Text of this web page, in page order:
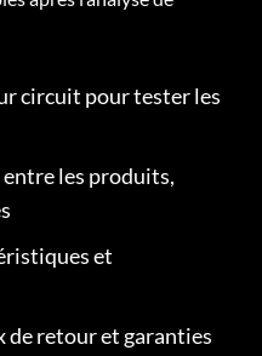
circuit pour tester les
les produits,
et
retour et garanties